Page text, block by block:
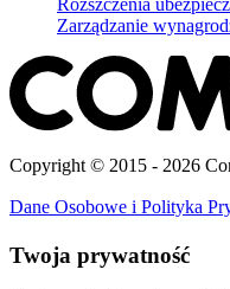
Zarządzanie
Copyright © 2015 - 2026
Dane Osobowe i Polityka
Twoja prywatność